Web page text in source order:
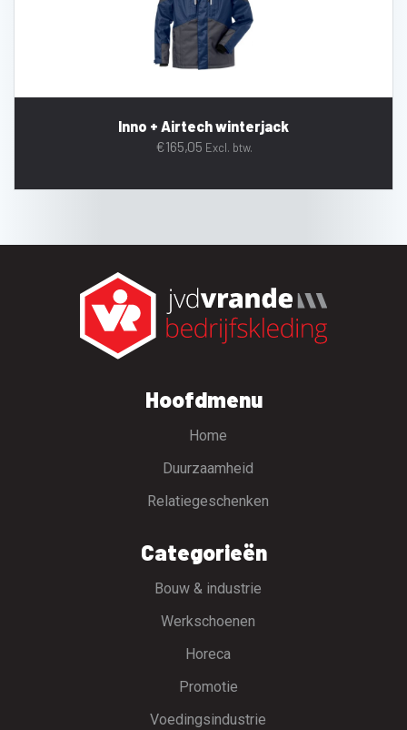
Inno + Airtech winterjack
€165,05 Excl. btw.
Hoofdmenu
Home
Duurzaamheid
Relatiegeschenken
Categorieën
Bouw & industrie
Werkschoenen
Horeca
Promotie
Voedingsindustrie